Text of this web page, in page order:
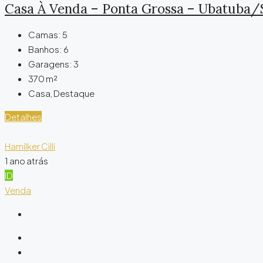
Casa À Venda – Ponta Grossa – Ubatuba/
Camas: 5
Banhos: 6
Garagens: 3
370 m²
Casa, Destaque
Detalhes
Hamilker Cilli
1 ano atrás
ID
Venda